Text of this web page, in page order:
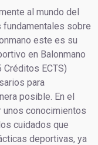
al mundo del
sobre
este es su
en Balonmano
ECTS)
para
posible. En el
conocimientos
cuidados que
deportivas, ya